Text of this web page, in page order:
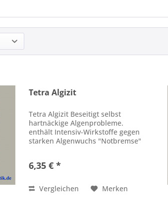
Tetra Algizit
Tetra Algizit Beseitigt selbst
hartnäckige Algenprobleme.
enthält Intensiv-Wirkstoffe gegen
starken Algenwuchs "Notbremse"
10 Tabletten Grundpreis 1
6,35 € *
Vergleichen Merken